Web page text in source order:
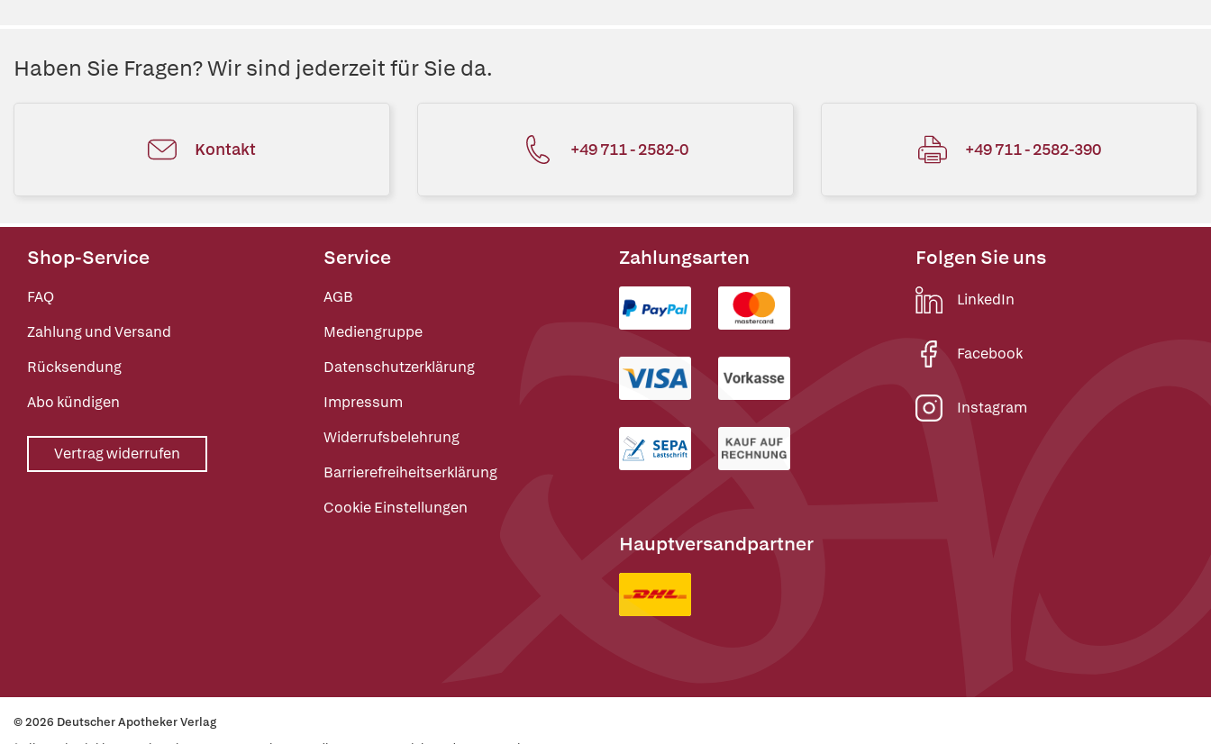
Haben Sie Fragen? Wir sind jederzeit für Sie da.
Kontakt +49 711 - 2582-0 +49 711 - 2582-390
Shop-Service
FAQ
Zahlung und Versand
Rücksendung
Abo kündigen
Vertrag widerrufen
Service
AGB
Mediengruppe
Datenschutzerklärung
Impressum
Widerrufsbelehrung
Barrierefreiheitserklärung
Cookie Einstellungen
Zahlungsarten
Hauptversandpartner
Folgen Sie uns
LinkedIn
Facebook
Instagram
© 2026 Deutscher Apotheker Verlag